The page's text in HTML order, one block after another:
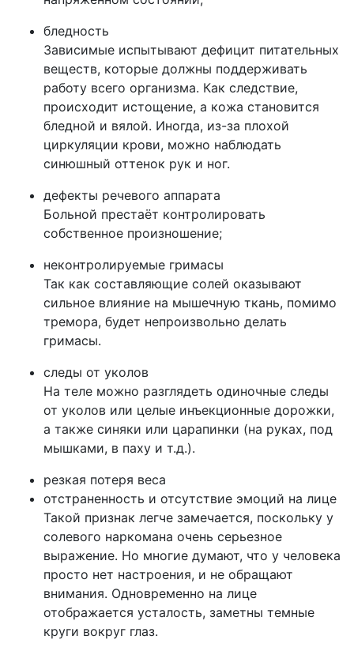
бледность
Зависимые испытывают дефицит питательных
веществ, которые должны поддерживать
работу всего организма. Как следствие,
происходит истощение, а кожа становится
бледной и вялой. Иногда, из-за плохой
циркуляции крови, можно наблюдать
синюшный оттенок рук и ног.
дефекты речевого аппарата
Больной престаёт контролировать
собственное произношение;
неконтролируемые гримасы
Так как составляющие солей оказывают
сильное влияние на мышечную ткань, помимо
тремора, будет непроизвольно делать
гримасы.
следы от уколов
На теле можно разглядеть одиночные следы
от уколов или целые инъекционные дорожки,
а также синяки или царапинки (на руках, под
мышками, в паху и т.д.).
резкая потеря веса
отстраненность и отсутствие эмоций на лице
Такой признак легче замечается, поскольку у
солевого наркомана очень серьезное
выражение. Но многие думают, что у человека
просто нет настроения, и не обращают
внимания. Одновременно на лице
отображается усталость, заметны темные
круги вокруг глаз.